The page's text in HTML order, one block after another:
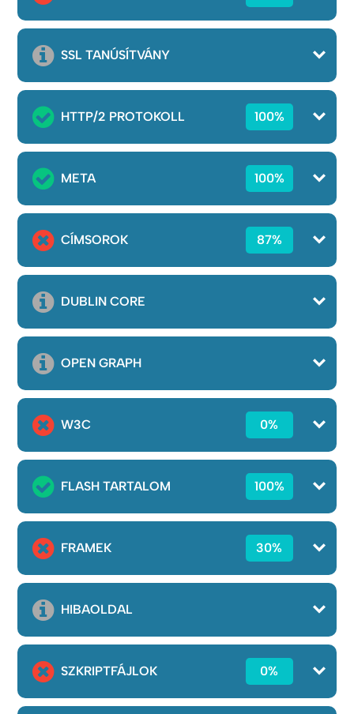
SSL TANÚSÍTVÁNY
HTTP/2 PROTOKOLL 100%
META 100%
CÍMSOROK 87%
DUBLIN CORE
OPEN GRAPH
W3C 0%
FLASH TARTALOM 100%
FRAMEK 30%
HIBAOLDAL
SZKRIPTFÁJLOK 0%